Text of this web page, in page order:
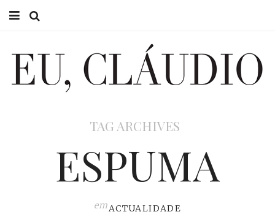
EU CLÁUDIO
TAG ARCHIVES
ESPUMA
emACTUALIDADE